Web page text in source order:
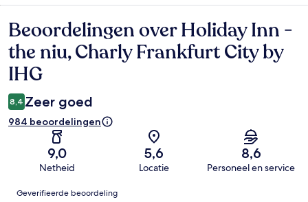
Beoordelingen
Beoordelingen over Holiday Inn -
the niu, Charly Frankfurt City by
IHG
8,4 Zeer goed
984 beoordelingen
9,0
Netheid
5,6
Locatie
8,6
Personeel en service
Beoordelingen
Geverifieerde beoordeling